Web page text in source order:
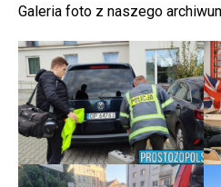
Galeria foto z naszego